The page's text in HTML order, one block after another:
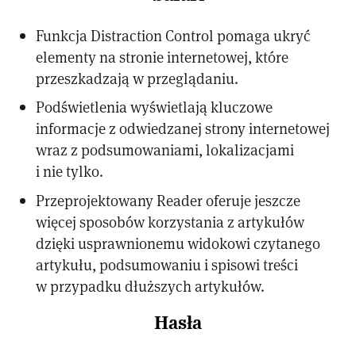
Funkcja Distraction Control pomaga ukryć
elementy na stronie internetowej, które
przeszkadzają w przeglądaniu.
Podświetlenia wyświetlają kluczowe
informacje z odwiedzanej strony internetowej
wraz z podsumowaniami, lokalizacjami
i nie tylko.
Przeprojektowany Reader oferuje jeszcze
więcej sposobów korzystania z artykułów
dzięki usprawnionemu widokowi czytanego
artykułu, podsumowaniu i spisowi treści
w przypadku dłuższych artykułów.
Hasła